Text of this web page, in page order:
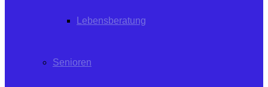
Lebensberatung
Senioren